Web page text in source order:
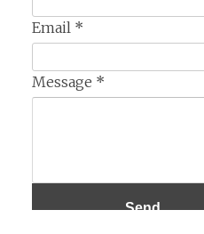
Email *
Message *